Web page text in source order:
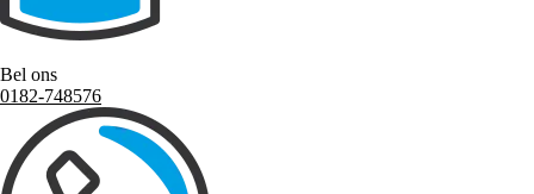
Bel ons
0182-748576